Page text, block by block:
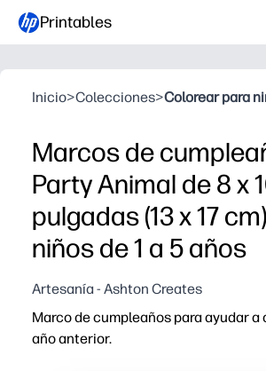
Printables
Inicio>Colecciones>Colorear para
Marcos de
Party Animal de 8 x
pulgadas (13 x 17
niños de 1 a 5 años
Artesanía - Ashton Creates
Marco de cumpleaños para ayudar a
año anterior.